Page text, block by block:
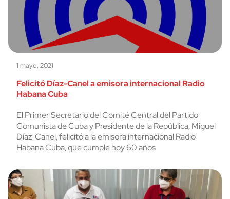
1 mayo, 2021
Felicitó Díaz-Canel a emisora internacional Radio
Habana Cuba
El Primer Secretario del Comité Central del Partido
Comunista de Cuba y Presidente de la República, Miguel
Díaz-Canel, felicitó a la emisora internacional Radio
Habana Cuba, que cumple hoy 60 años